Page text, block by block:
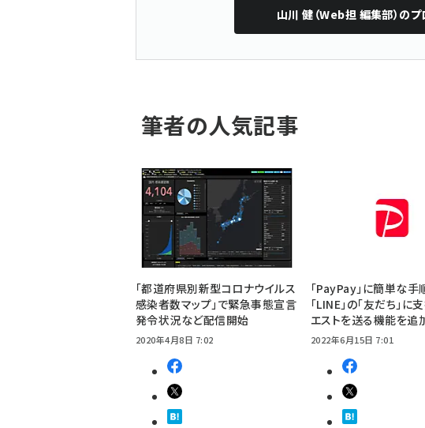
山川 健（Web担 編集部） のプ
筆者の人気記事
「都道府県別新型コロナウイルス
感染者数マップ」で緊急事態宣言
発令状況など配信開始
2020年4月8日 7:02
「PayPay」に簡単な手
「LINE」の「友だち」に
エストを送る機能を追
2022年6月15日 7:01